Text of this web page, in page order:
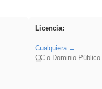
Licencia:
Cualquiera
CCo Dominio Público